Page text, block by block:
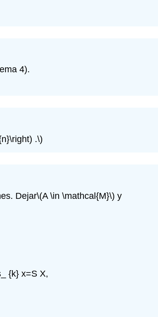
4).
.\)
Dejar\(A \in \mathcal{M}\) y
{k} x=S X,